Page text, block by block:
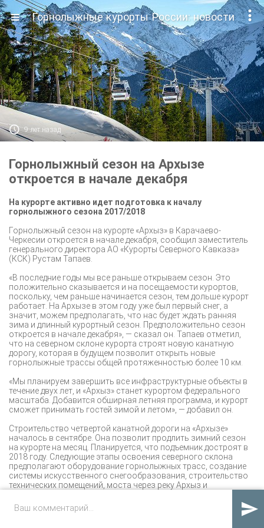

Горнолыжные курорты России: новости
 9 лет назад
Горнолыжный сезон на Архызе
откроется в начале декабря
На курорте активно идет подготовка к началу
горнолыжного сезона 2017/2018
Горнолыжный сезон на курорте «Архыз» в Карачаево-
Черкесии откроется в начале декабря, сообщил заместитель
генерального директора АО «Курорты Северного Кавказа»
(КСК) Рустам Тапаев.
«В последние годы мы все раньше открываем сезон. Это
положительно сказывается и на посещаемости курортов,
поскольку, чем раньше начинается сезон, тем дольше курорт
работает. На Архызе в этом году уже был первый снег, а
значит, можем предполагать, что нас будет ждать ранняя
зима и длинный курортный сезон. Предположительно сезон
откроется в начале декабря», — сказал он. Тапаев отметил,
что на северном склоне курорта строят новую канатную
дорогу, которая в будущем позволит открыть новые
горнолыжные трассы общей протяженностью более 10 км.
«Мы планируем завершить все инфраструктурные объекты в
течение двух лет, и «Архыз» станет курортом федерального
масштаба. Добавится обширная летняя программа, и курорт
сможет принимать гостей зимой и летом», — добавил он.
Строительство четвертой канатной дороги на «Архызе»
началось в сентябре. Она позволит продлить зимний сезон
на курорте на месяц. Планируется, что подъемник достроят в
2018 году. Следующие этапы освоения северного склона
предполагают оборудование горнолыжных трасс, создание
системы искусственного снегообразования, строительство
технических помещений, моста через реку Архыз и
Курорт «Архыз» открылся в тестовом режиме в декабре 2013